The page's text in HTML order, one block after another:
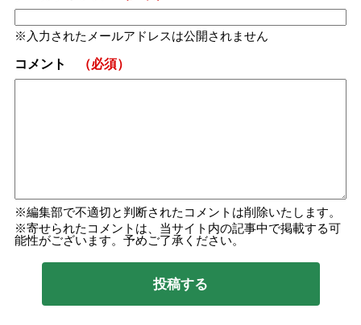
入力されたメールアドレスは公開されません
コメント （必須）
編集部で不適切と判断されたコメントは削除いたします。
寄せられたコメントは、当サイト内の記事中で掲載する可
能性がございます。予めご了承ください。